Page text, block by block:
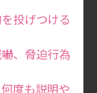
投げつける
、脅迫行為
度も説明や